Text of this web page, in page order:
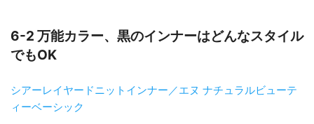
6-2 万能カラー、黒のインナーはどんなスタイル
でもOK
シアーレイヤードニットインナー／エヌ ナチュラルビューテ
ィーベーシック